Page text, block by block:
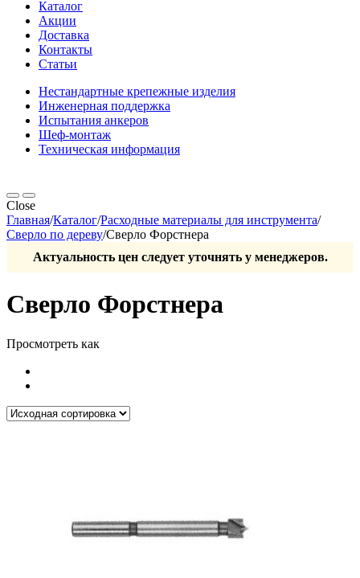
Каталог
Акции
Доставка
Контакты
Статьи
Нестандартные крепежные изделия
Инженерная поддержка
Испытания анкеров
Шеф-монтаж
Техническая информация
Close
Главная/Каталог/Расходные материалы для инструмента/
Сверло по дереву/Сверло Форстнера
Актуальность цен следует уточнять у менеджеров.
Сверло Форстнера
Просмотреть как